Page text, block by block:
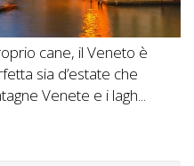
cane, il Veneto è
sia d’estate che
Venete e i lagh...